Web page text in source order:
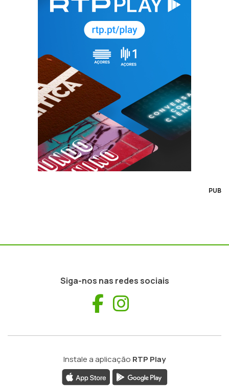
PUB
Siga-nos nas redes sociais
Facebook
Instale a aplicação RTP Play